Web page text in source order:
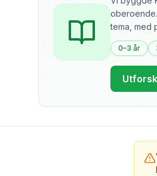
tema, med
0–3 år